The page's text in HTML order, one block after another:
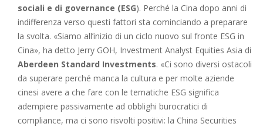
sociali e di governance (ESG). Perché la Cina dopo anni di
indifferenza verso questi fattori sta cominciando a preparare
la svolta. «Siamo all’inizio di un ciclo nuovo sul fronte ESG in
Cina», ha detto Jerry GOH, Investment Analyst Equities Asia di
Aberdeen Standard Investments. «Ci sono diversi ostacoli
da superare perché manca la cultura e per molte aziende
cinesi avere a che fare con le tematiche ESG significa
adempiere passivamente ad obblighi burocratici di
compliance, ma ci sono risvolti positivi: la China Securities